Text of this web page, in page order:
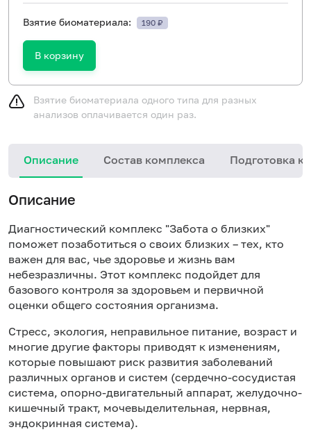
Взятие биоматериала: 190 ₽
В корзину
Взятие биоматериала одного типа для разных
анализов оплачивается один раз.
Описание Состав комплекса Подготовка к
Описание
Диагностический комплекс "Забота о близких"
поможет позаботиться о своих близких – тех, кто
важен для вас, чье здоровье и жизнь вам
небезразличны. Этот комплекс подойдет для
базового контроля за здоровьем и первичной
оценки общего состояния организма.
Стресс, экология, неправильное питание, возраст и
многие другие факторы приводят к изменениям,
которые повышают риск развития заболеваний
различных органов и систем (сердечно-сосудистая
система, опорно-двигательный аппарат, желудочно-
кишечный тракт, мочевыделительная, нервная,
эндокринная система).